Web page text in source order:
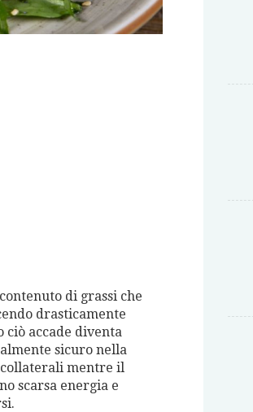
di grassi che
drasticamente
ciò accade diventa
sicuro nella
mentre il
scarsa energia e